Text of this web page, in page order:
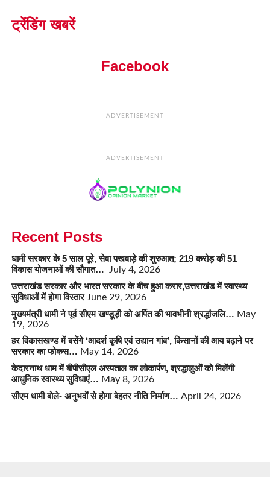
ट्रेंडिंग खबरें
Facebook
ADVERTISEMENT
ADVERTISEMENT
Recent Posts
धामी सरकार के 5 साल पूरे, सेवा पखवाड़े की शुरुआत; 219 करोड़ की 51
विकास योजनाओं की सौगात…
July 4, 2026
उत्तराखंड सरकार और भारत सरकार के बीच हुआ करार,उत्तराखंड में स्वास्थ्य
सुविधाओं में होगा विस्तार June 29, 2026
मुख्यमंत्री धामी ने पूर्व सीएम खण्डूड़ी को अर्पित की भावभीनी श्रद्धांजलि… May
19, 2026
हर विकासखण्ड में बसेंगे ‘आदर्श कृषि एवं उद्यान गांव’, किसानों की आय बढ़ाने पर
सरकार का फोकस… May 14, 2026
केदारनाथ धाम में बीपीसीएल अस्पताल का लोकार्पण, श्रद्धालुओं को मिलेंगी
आधुनिक स्वास्थ्य सुविधाएं… May 8, 2026
सीएम धामी बोले- अनुभवों से होगा बेहतर नीति निर्माण… April 24, 2026